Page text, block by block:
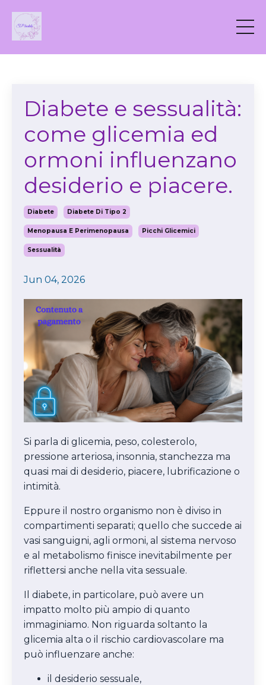
Diabete e sessualità:
come glicemia ed
ormoni influenzano
desiderio e piacere.
Diabete Diabete Di Tipo 2
Menopausa E Perimenopausa Picchi Glicemici
Sessualità
Jun 04, 2026
Si parla di glicemia, peso, colesterolo,
pressione arteriosa, insonnia, stanchezza ma
quasi mai di desiderio, piacere, lubrificazione o
intimità.
Eppure il nostro organismo non è diviso in
compartimenti separati; quello che succede ai
vasi sanguigni, agli ormoni, al sistema nervoso
e al metabolismo finisce inevitabilmente per
riflettersi anche nella vita sessuale.
Il diabete, in particolare, può avere un
impatto molto più ampio di quanto
immaginiamo. Non riguarda soltanto la
glicemia alta o il rischio cardiovascolare ma
può influenzare anche:
il desiderio sessuale,